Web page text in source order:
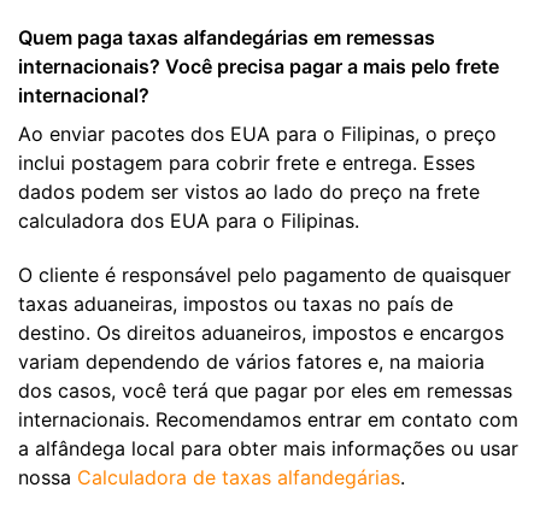
Quem paga taxas alfandegárias em remessas
internacionais? Você precisa pagar a mais pelo frete
internacional?
Ao enviar pacotes dos EUA para o Filipinas, o preço
inclui postagem para cobrir frete e entrega. Esses
dados podem ser vistos ao lado do preço na frete
calculadora dos EUA para o Filipinas.
O cliente é responsável pelo pagamento de quaisquer
taxas aduaneiras, impostos ou taxas no país de
destino. Os direitos aduaneiros, impostos e encargos
variam dependendo de vários fatores e, na maioria
dos casos, você terá que pagar por eles em remessas
internacionais. Recomendamos entrar em contato com
a alfândega local para obter mais informações ou usar
nossa Calculadora de taxas alfandegárias.